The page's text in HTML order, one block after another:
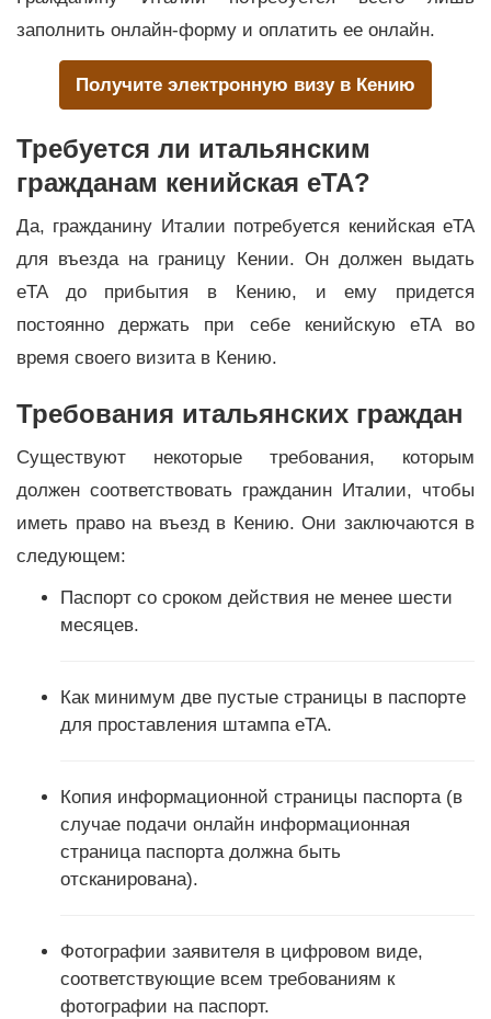
заполнить онлайн-форму и оплатить ее онлайн.
Получите электронную визу в Кению
Требуется ли итальянским
гражданам кенийская eTA?
Да, гражданину Италии потребуется кенийская eTA
для въезда на границу Кении. Он должен выдать
eTA до прибытия в Кению, и ему придется
постоянно держать при себе кенийскую eTA во
время своего визита в Кению.
Требования итальянских граждан
Существуют некоторые требования, которым
должен соответствовать гражданин Италии, чтобы
иметь право на въезд в Кению. Они заключаются в
следующем:
Паспорт со сроком действия не менее шести
месяцев.
Как минимум две пустые страницы в паспорте
для проставления штампа eTA.
Копия информационной страницы паспорта (в
случае подачи онлайн информационная
страница паспорта должна быть
отсканирована).
Фотографии заявителя в цифровом виде,
соответствующие всем требованиям к
фотографии на паспорт.